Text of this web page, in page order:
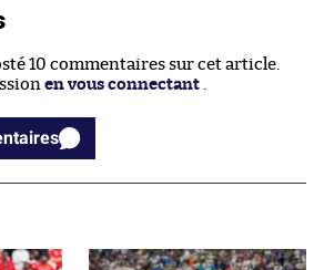
10 commentaires sur cet article.
en vous connectant